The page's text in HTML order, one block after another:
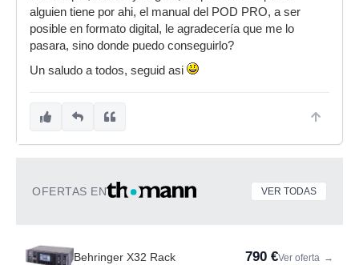
alguien tiene por ahi, el manual del POD PRO, a ser
posible en formato digital, le agradecería que me lo
pasara, sino donde puedo conseguirlo?
Un saludo a todos, seguid asi
OFERTAS EN VER TODAS
Behringer X32 Rack 790 €Ver oferta →